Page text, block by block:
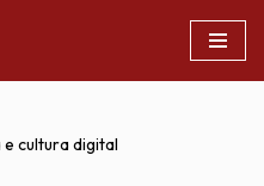
cultura digital